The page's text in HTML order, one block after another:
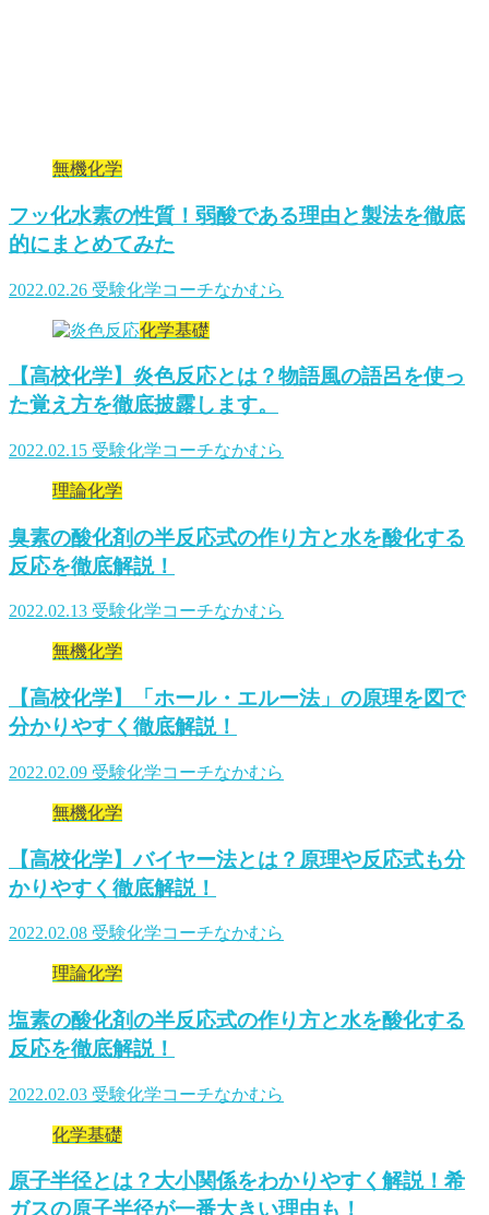
無機化学
フッ化水素の性質！弱酸である理由と製法を徹底
的にまとめてみた
2022.02.26 受験化学コーチなかむら
化学基礎
【高校化学】炎色反応とは？物語風の語呂を使っ
た覚え方を徹底披露します。
2022.02.15 受験化学コーチなかむら
理論化学
臭素の酸化剤の半反応式の作り方と水を酸化する
反応を徹底解説！
2022.02.13 受験化学コーチなかむら
無機化学
【高校化学】「ホール・エルー法」の原理を図で
分かりやすく徹底解説！
2022.02.09 受験化学コーチなかむら
無機化学
【高校化学】バイヤー法とは？原理や反応式も分
かりやすく徹底解説！
2022.02.08 受験化学コーチなかむら
理論化学
塩素の酸化剤の半反応式の作り方と水を酸化する
反応を徹底解説！
2022.02.03 受験化学コーチなかむら
化学基礎
原子半径とは？大小関係をわかりやすく解説！希
ガスの原子半径が一番大きい理由も！